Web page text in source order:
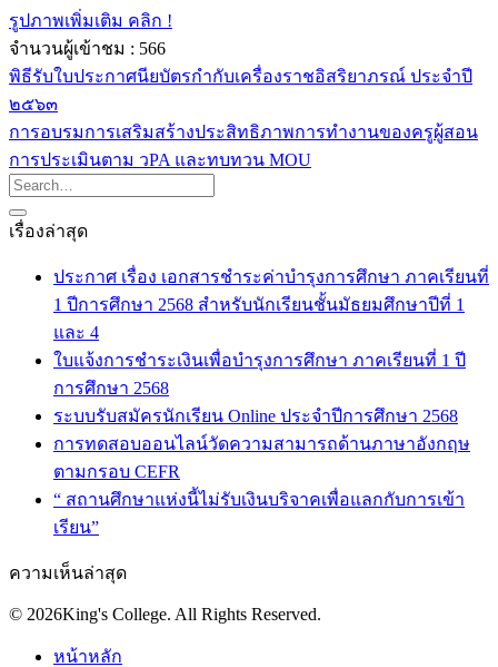
รูปภาพเพิ่มเติม คลิก !
จำนวนผู้เข้าชม : 566
พิธีรับใบประกาศนียบัตรกำกับเครื่องราชอิสริยาภรณ์ ประจำปี
๒๕๖๓
การอบรมการเสริมสร้างประสิทธิภาพการทำงานของครูผู้สอน
การประเมินตาม วPA และทบทวน MOU
เรื่องล่าสุด
ประกาศ เรื่อง เอกสารชำระค่าบำรุงการศึกษา ภาคเรียนที่
1 ปีการศึกษา 2568 สำหรับนักเรียนชั้นมัธยมศึกษาปีที่ 1
และ 4
ใบแจ้งการชำระเงินเพื่อบำรุงการศึกษา ภาคเรียนที่ 1 ปี
การศึกษา 2568
ระบบรับสมัครนักเรียน Online ประจำปีการศึกษา 2568
การทดสอบออนไลน์วัดความสามารถด้านภาษาอังกฤษ
ตามกรอบ CEFR
“ สถานศึกษาแห่งนี้ไม่รับเงินบริจาคเพื่อแลกกับการเข้า
เรียน”
ความเห็นล่าสุด
© 2026King's College. All Rights Reserved.
หน้าหลัก